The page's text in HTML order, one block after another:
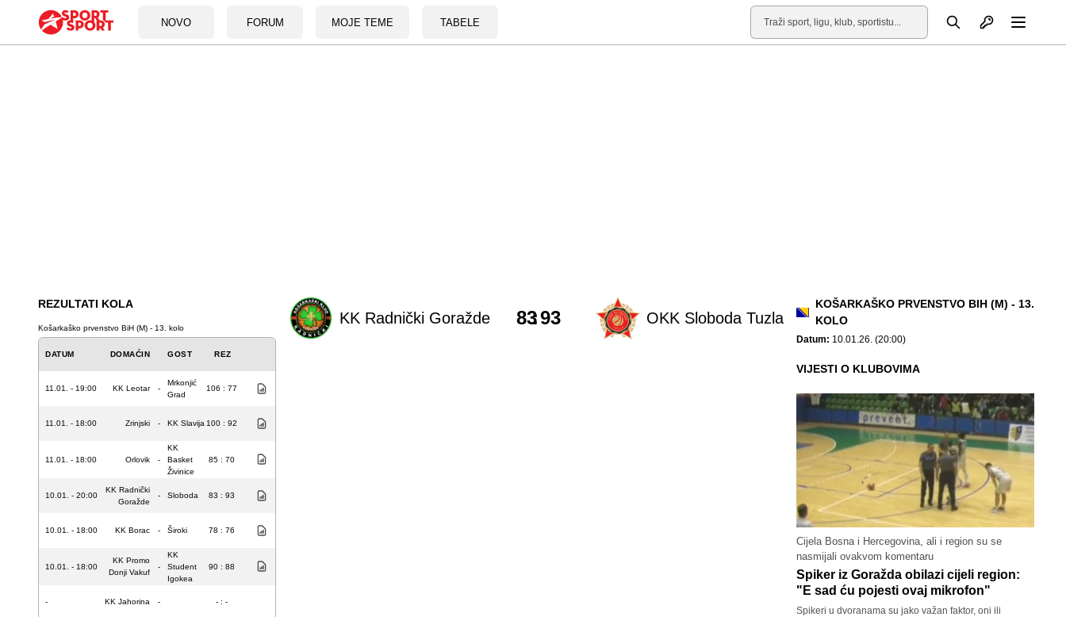
NOVO FORUM MOJE TEME TABELE
Pretraga Otvori profil
REZULTATI KOLA
Košarkaško prvenstvo BiH (M) - 13. kolo
DATUM DOMAĆIN GOST REZ
11.01. - 19:00 KK Leotar -
Mrkonjić
Grad
106 : 77
11.01. - 18:00 Zrinjski - KK Slavija 100 : 92
11.01. - 18:00 Orlovik -
KK
Basket
Živinice
85 : 70
10.01. - 20:00
KK Radnički
Goražde
- Sloboda 83 : 93
10.01. - 18:00 KK Borac - Široki 78 : 76
10.01. - 18:00
KK Promo
Donji Vakuf
-
KK
Student
Igokea
90 : 88
- KK Jahorina - - : -
KK Radnički Goražde OKK Sloboda Tuzla
83
:93
KOŠARKAŠKO PRVENSTVO BIH (M) - 13.
KOLO
Datum: 10.01.26. (20:00)
VIJESTI O KLUBOVIMA
Cijela Bosna i Hercegovina, ali i region su se
nasmijali ovakvom komentaru
Spiker iz Goražda obilazi cijeli region:
"E sad ću pojesti ovaj mikrofon"
Spikeri u dvoranama su jako važan faktor, oni ili